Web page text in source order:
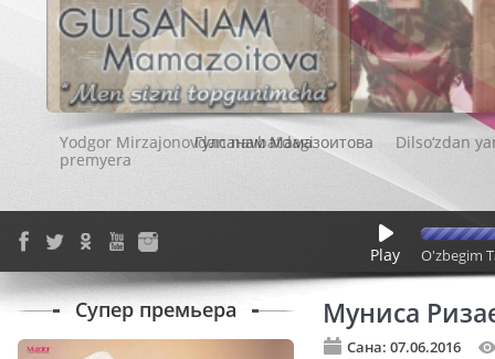
Гулсанам Мамазоитова
Play O'zbegim
Муниса
Сана: 07.06.2016
Супер премьера